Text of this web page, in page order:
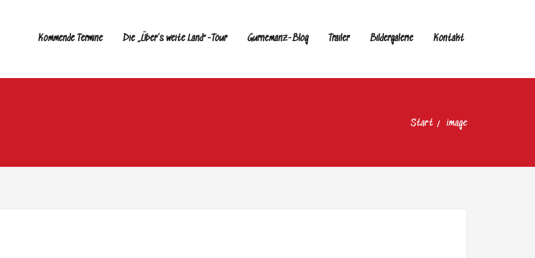
Kommende Termine Die „Über’s weite Land“-Tour Gurnemanz-Blog Trailer Bildergalerie Kontakt
Start image